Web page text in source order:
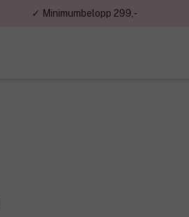
✓ Minimumbelopp 299,-